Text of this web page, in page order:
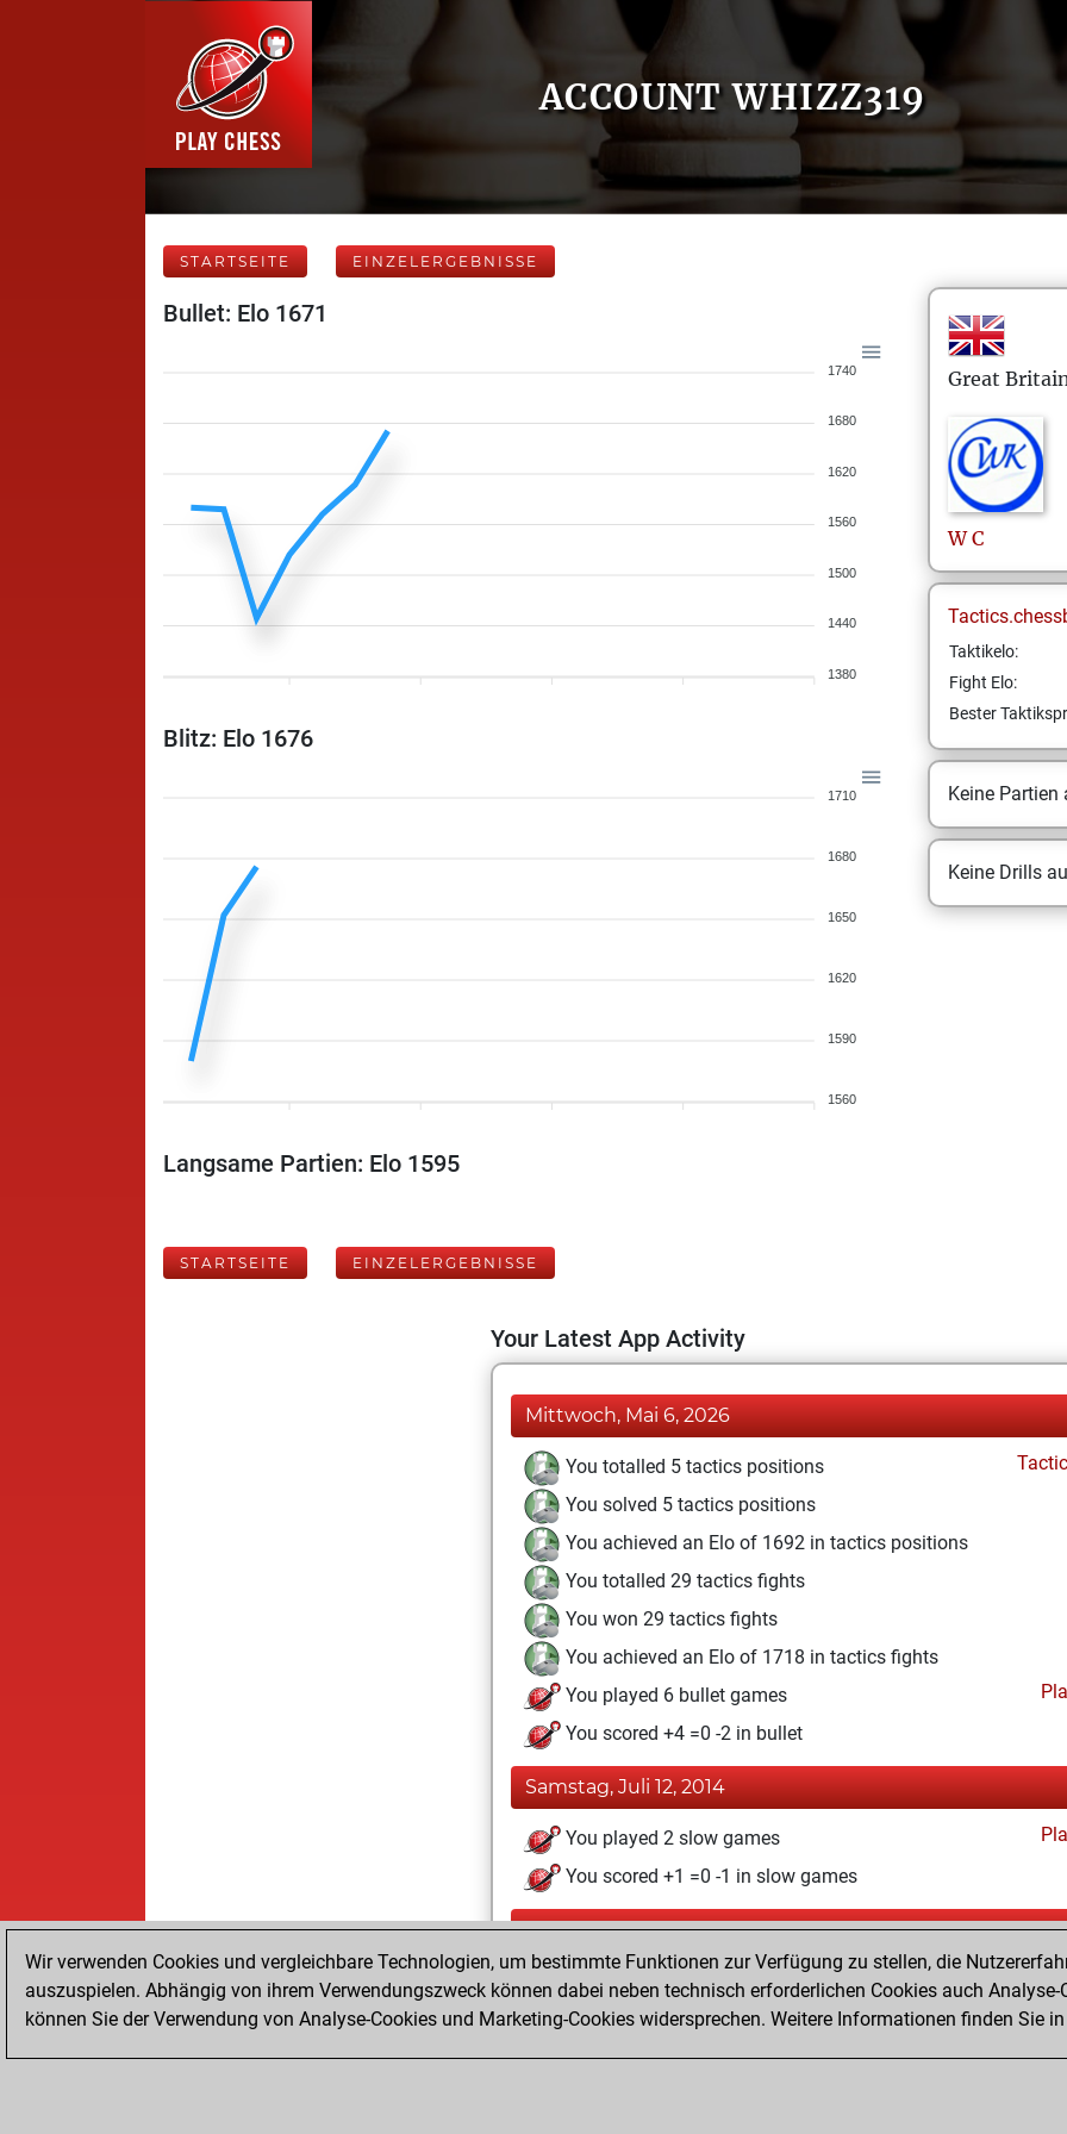
ACCOUNT WHIZZ319
STARTSEITE EINZELERGEBNISSE
Bullet: Elo 1671
1740
1680
1620
1560
1500
1440
1380
Blitz: Elo 1676
1710
1680
1650
1620
1590
1560
Langsame Partien: Elo 1595
Great
W C
Taktikelo:
Fight Elo:
Bester
Keine
Keine Drills
STARTSEITE EINZELERGEBNISSE
Your Latest App Activity
Mittwoch, Mai 6, 2026
You totalled 5 tactics positions
You solved 5 tactics positions
You achieved an Elo of 1692 in tactics positions
You totalled 29 tactics fights
You won 29 tactics fights
You achieved an Elo of 1718 in tactics fights
You played 6 bullet games
You scored +4 =0 -2 in bullet
Samstag, Juli 12, 2014
You played 2 slow games
You scored +1 =0 -1 in slow games
Donnerstag, Juli 10, 2014
You played 2 blitz games
You scored +2 =0 -0 in blitz
Wir verwenden Cookies und vergleichbare Technologien, um bestimmte Funktionen zur Verfügung zu stellen, die
auszuspielen. Abhängig von ihrem Verwendungszweck können dabei neben technisch erforderlichen Cookies auch
können Sie der Verwendung von Analyse-Cookies und Marketing-Cookies widersprechen. Weitere Informationen finden Sie